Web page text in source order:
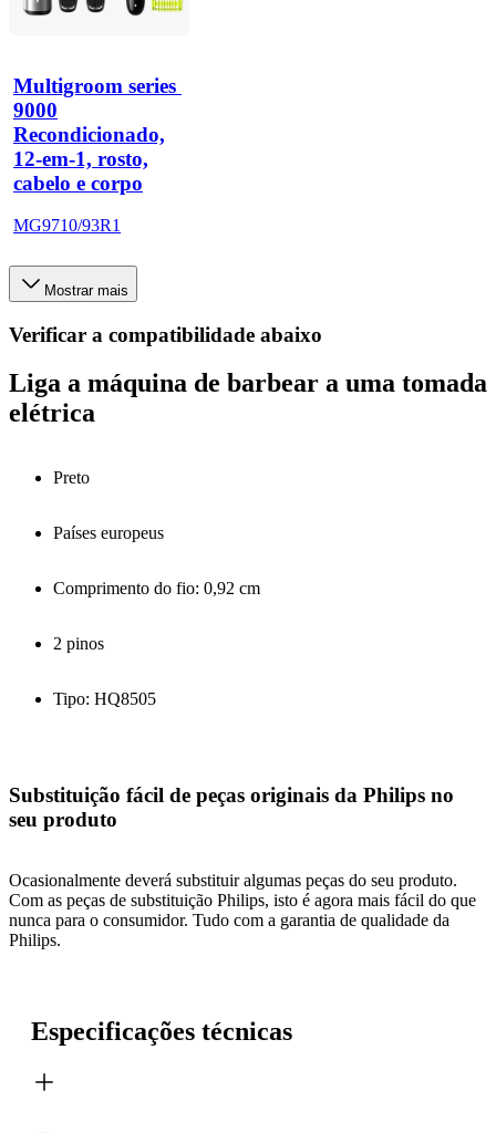
Multigroom series
9000
Recondicionado,
12-em-1, rosto,
cabelo e corpo
MG9710/93R1
Mostrar mais
Verificar a compatibilidade abaixo
Liga a máquina de barbear a uma tomada
elétrica
Preto
Países europeus
Comprimento do fio: 0,92 cm
2 pinos
Tipo: HQ8505
Substituição fácil de peças originais da Philips no
seu produto
Ocasionalmente deverá substituir algumas peças do seu produto.
Com as peças de substituição Philips, isto é agora mais fácil do que
nunca para o consumidor. Tudo com a garantia de qualidade da
Philips.
Especificações técnicas